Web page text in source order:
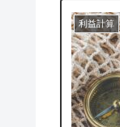
利益計算